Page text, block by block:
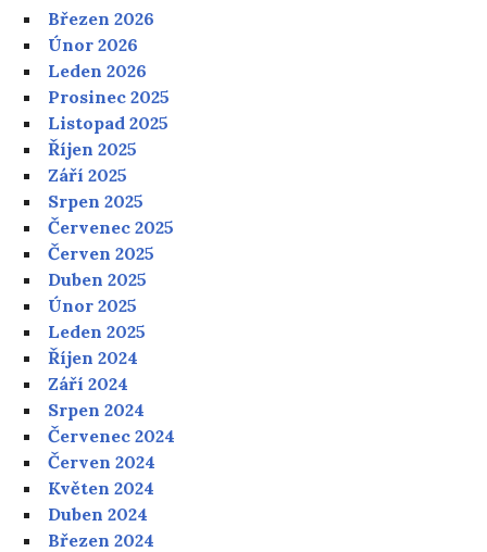
Březen 2026
Únor 2026
Leden 2026
Prosinec 2025
Listopad 2025
Říjen 2025
Září 2025
Srpen 2025
Červenec 2025
Červen 2025
Duben 2025
Únor 2025
Leden 2025
Říjen 2024
Září 2024
Srpen 2024
Červenec 2024
Červen 2024
Květen 2024
Duben 2024
Březen 2024